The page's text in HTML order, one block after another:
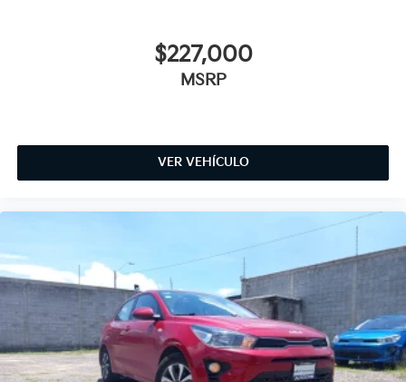
$227,000
MSRP
VER VEHÍCULO